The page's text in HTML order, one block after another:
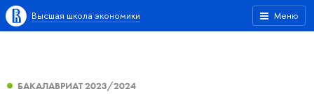
Меню
Высшая школа экономики
БАКАЛАВРИАТ 2023/2024